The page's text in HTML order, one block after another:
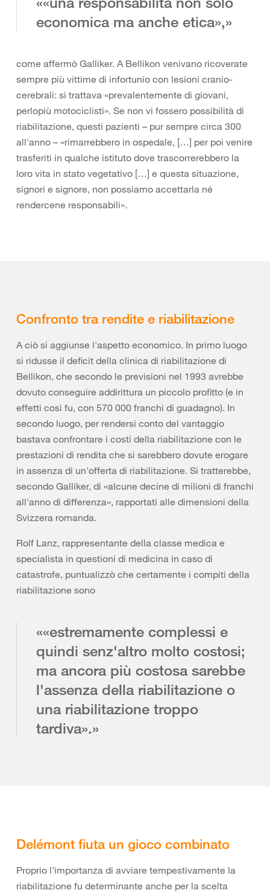
economica ma anche etica»,»
come affermò Galliker. A Bellikon venivano ricoverate
sempre più vittime di infortunio con lesioni cranio-
cerebrali: si trattava «prevalentemente di giovani,
perlopiù motociclisti». Se non vi fossero possibilità di
riabilitazione, questi pazienti – pur sempre circa 300
all'anno – «rimarrebbero in ospedale, […] per poi venire
trasferiti in qualche istituto dove trascorrerebbero la
loro vita in stato vegetativo […] e questa situazione,
signori e signore, non possiamo accettarla né
rendercene responsabili».
Confronto tra rendite e riabilitazione
A ciò si aggiunse l'aspetto economico. In primo luogo
si ridusse il deficit della clinica di riabilitazione di
Bellikon, che secondo le previsioni nel 1993 avrebbe
dovuto conseguire addirittura un piccolo profitto (e in
effetti così fu, con 570 000 franchi di guadagno). In
secondo luogo, per rendersi conto del vantaggio
bastava confrontare i costi della riabilitazione con le
prestazioni di rendita che si sarebbero dovute erogare
in assenza di un'offerta di riabilitazione. Si tratterebbe,
secondo Galliker, di «alcune decine di milioni di franchi
all'anno di differenza», rapportati alle dimensioni della
Svizzera romanda.
Rolf Lanz, rappresentante della classe medica e
specialista in questioni di medicina in caso di
catastrofe, puntualizzò che certamente i compiti della
riabilitazione sono
««estremamente complessi e
quindi senz'altro molto costosi;
ma ancora più costosa sarebbe
l'assenza della riabilitazione o
una riabilitazione troppo
tardiva».»
Delémont fiuta un gioco combinato
Proprio l'importanza di avviare tempestivamente la
riabilitazione fu determinante anche per la scelta